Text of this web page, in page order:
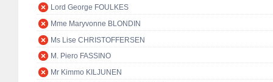
Lord George FOULKES
Mme Maryvonne BLONDIN
Ms Lise CHRISTOFFERSEN
M. Piero FASSINO
Mr Kimmo KILJUNEN